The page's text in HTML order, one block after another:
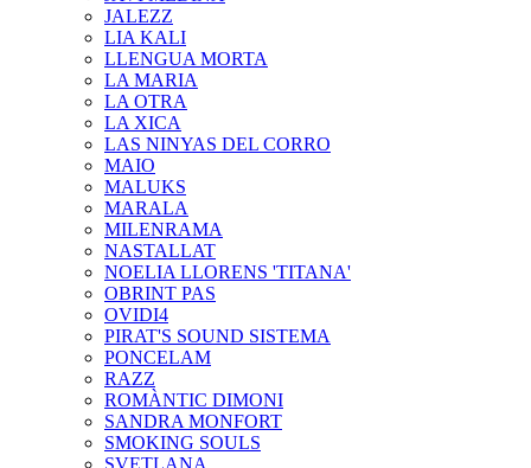
JALEZZ
LIA KALI
LLENGUA MORTA
LA MARIA
LA OTRA
LA XICA
LAS NINYAS DEL CORRO
MAIO
MALUKS
MARALA
MILENRAMA
NASTALLAT
NOELIA LLORENS 'TITANA'
OBRINT PAS
OVIDI4
PIRAT'S SOUND SISTEMA
PONCELAM
RAZZ
ROMÀNTIC DIMONI
SANDRA MONFORT
SMOKING SOULS
SVETLANA